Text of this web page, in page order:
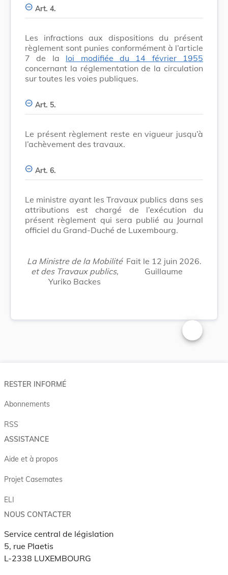
Art. 4.
Les infractions aux dispositions du présent
règlement sont punies conformément à l’article
7 de la loi modifiée du 14 février 1955
concernant la réglementation de la circulation
sur toutes les voies publiques.
Art. 5.
Le présent règlement reste en vigueur jusqu’à
l’achèvement des travaux.
Art. 6.
Le ministre ayant les Travaux publics dans ses
attributions est chargé de l’exécution du
présent règlement qui sera publié au Journal
officiel du Grand-Duché de Luxembourg.
La Ministre de la Mobilité
et des Travaux publics,
Yuriko Backes
Fait le 12 juin 2026.
Guillaume
Changer la
RESTER INFORMÉ
Abonnements
RSS
ASSISTANCE
Aide et à propos
Projet Casemates
ELI
NOUS CONTACTER
Service central de législation
5, rue Plaetis
L-2338 LUXEMBOURG